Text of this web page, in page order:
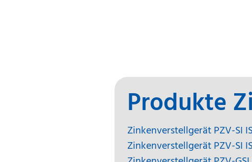
Produkte
Zinkenverstellgerät PZV-SI
Zinkenverstellgerät PZV-SI